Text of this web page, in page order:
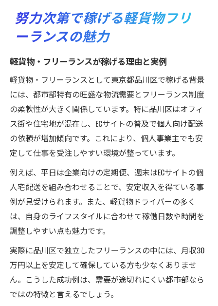
努力次第で稼げる軽貨物フリ
ーランスの魅力
軽貨物・フリーランスが稼げる理由と実例
軽貨物・フリーランスとして東京都品川区で稼げる背景
には、都市部特有の旺盛な物流需要とフリーランス制度
の柔軟性が大きく関係しています。特に品川区はオフィ
ス街や住宅地が混在し、ECサイトの普及で個人向け配送
の依頼が増加傾向です。これにより、個人事業主でも安
定して仕事を受注しやすい環境が整っています。
例えば、平日は企業向けの定期便、週末はECサイトの個
人宅配送を組み合わせることで、安定収入を得ている事
例が見受けられます。また、軽貨物ドライバーの多く
は、自身のライフスタイルに合わせて稼働日数や時間を
調整しやすい点も魅力です。
実際に品川区で独立したフリーランスの中には、月収30
万円以上を安定して確保している方も少なくありませ
ん。こうした成功例は、需要が途切れにくい都市部なら
ではの特徴と言えるでしょう。